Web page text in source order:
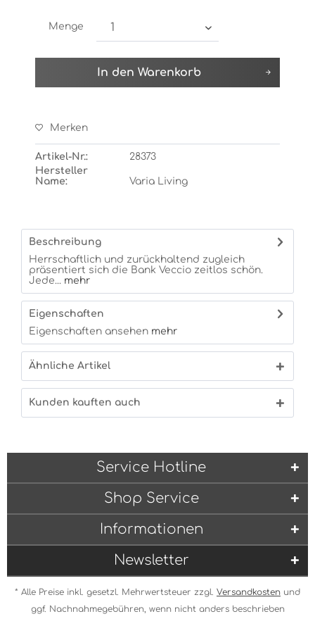
Menge
In den Warenkorb
Merken
Artikel-Nr.:
28373
Hersteller
Name:
Varia Living
Beschreibung
Herrschaftlich und zurückhaltend zugleich
präsentiert sich die Bank Veccio zeitlos schön.
Jede... mehr
Eigenschaften
Eigenschaften ansehen mehr
Ähnliche Artikel
Kunden kauften auch
Service Hotline
Shop Service
Informationen
Newsletter
* Alle Preise inkl. gesetzl. Mehrwertsteuer zzgl. Versandkosten und
ggf. Nachnahmegebühren, wenn nicht anders beschrieben